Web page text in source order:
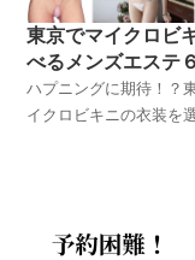
東京でマイクロビ
べるメンズエステ
ハプニングに期待！？
イクロビキニの衣装を
談！